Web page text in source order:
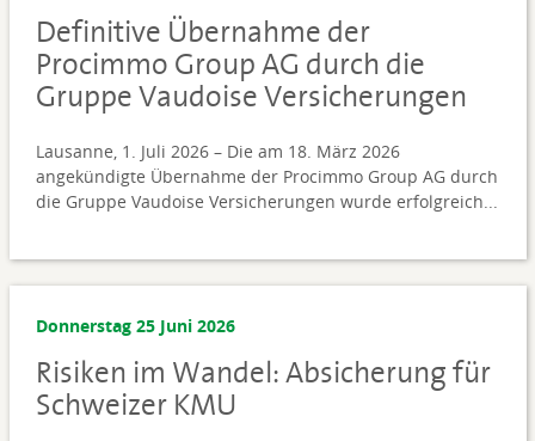
Definitive Übernahme der
Procimmo Group AG durch die
Gruppe Vaudoise Versicherungen
Lausanne, 1. Juli 2026 – Die am 18. März 2026
angekündigte Übernahme der Procimmo Group AG durch
die Gruppe Vaudoise Versicherungen wurde erfolgreich...
Donnerstag 25 Juni 2026
Risiken im Wandel: Absicherung für
Schweizer KMU